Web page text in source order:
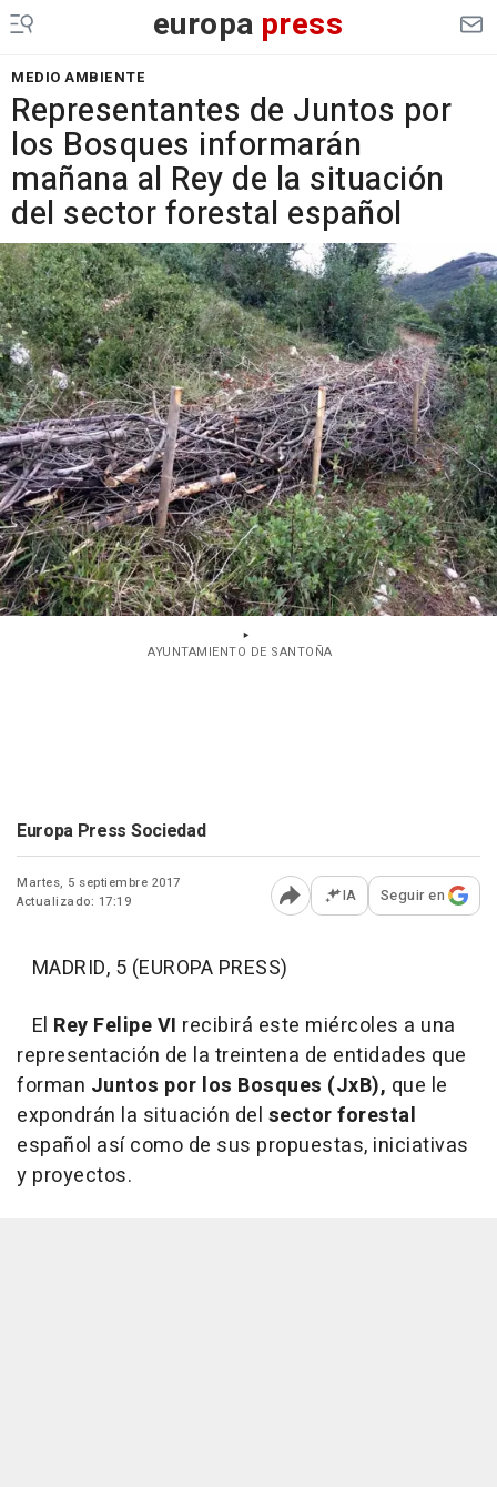
europa press
MEDIO AMBIENTE
Representantes de Juntos por
los Bosques informarán
mañana al Rey de la situación
del sector forestal español
AYUNTAMIENTO DE SANTOÑA
Europa Press Sociedad
Martes, 5 septiembre 2017
Actualizado: 17:19
Abrir opciones para
IA Seguir en
MADRID, 5 (EUROPA PRESS)
El Rey Felipe VI recibirá este miércoles a una
representación de la treintena de entidades que
forman Juntos por los Bosques (JxB), que le
expondrán la situación del sector forestal
español así como de sus propuestas, iniciativas
y proyectos.